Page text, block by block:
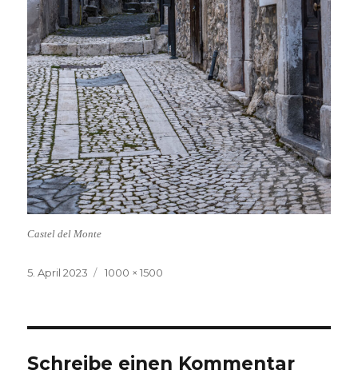
Castel del Monte
Veröffentlicht
5. April 2023
Volle
1000 × 1500
Schreibe einen Kommentar